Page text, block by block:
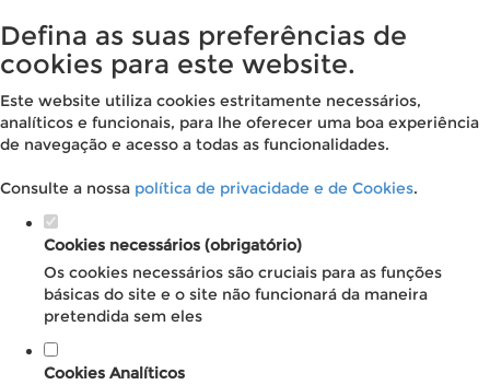
Defina as suas preferências de
cookies para este website.
Este website utiliza cookies estritamente necessários,
analíticos e funcionais, para lhe oferecer uma boa experiência
de navegação e acesso a todas as funcionalidades.
Consulte a nossa política de privacidade e de Cookies.
Cookies necessários (obrigatório)
Os cookies necessários são cruciais para as funções
básicas do site e o site não funcionará da maneira
pretendida sem eles
Cookies Analíticos